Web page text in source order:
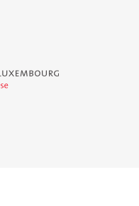
Luxembourg - Service